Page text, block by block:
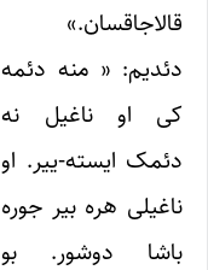
قالاجاقسان.»
دئدیم: « منه دئمه
کی او ناغیل نه
دئمک ایسته-ییر. او
ناغیلی هره بیر جوره
باشا دوشور. بو